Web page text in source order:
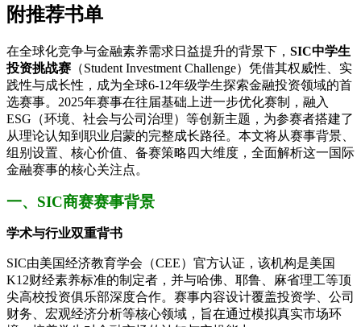
附推荐书单
在全球化竞争与金融素养需求日益提升的背景下， SIC中学生
投资挑战赛 （Student Investment Challenge）凭借其权威性、实
践性与成长性，成为全球6-12年级学生探索金融投资领域的首
选赛事。2025年赛事在往届基础上进一步优化赛制，融入
ESG（环境、社会与公司治理）等创新主题，为参赛者搭建了
从理论认知到职业启蒙的完整成长路径。本文将从赛事背景、
组别设置、核心价值、备赛策略四大维度，全面解析这一国际
金融赛事的核心关注点。
一、SIC商赛赛事背景
学术与行业双重背书
SIC由美国经济教育学会（CEE）官方认证，该机构是美国
K12财经素养标准的制定者，并与哈佛、耶鲁、麻省理工等顶
尖高校投资俱乐部深度合作。赛事内容设计覆盖投资学、公司
财务、宏观经济分析等核心领域，旨在通过模拟真实市场环